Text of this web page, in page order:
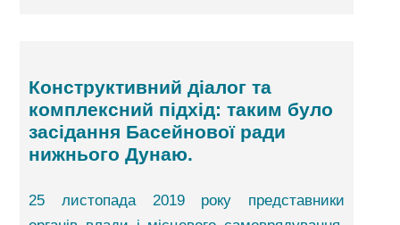
Конструктивний діалог та
комплексний підхід: таким було
засідання Басейнової ради
нижнього Дунаю.
25 листопада 2019 року представники